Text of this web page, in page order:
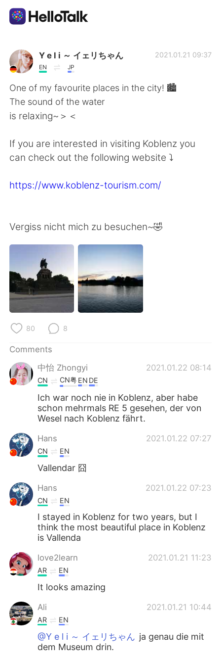
Language Exchange App
AI Grammar Checker
English
简体中文 繁體中文
日本語 한국어
ไทย
Indonesia Italiano
Türkçe Tiếng Việt
Português
Y e l i ～ イェリちゃん
EN JP
2021.01.21 09:37
One of my favourite places in the city! 🏙️
The sound of the water
is relaxing~＞＜
If you are interested in visiting Koblenz you
can check out the following website ⤵️
https://www.koblenz-tourism.com/
Vergiss nicht mich zu besuchen~🤣
80 8
Comments
中怡 Zhongyi
2021.01.22 08:14
CN CN粤EN DE
Ich war noch nie in Koblenz, aber habe
schon mehrmals RE 5 gesehen, der von
Wesel nach Koblenz fährt.
Hans 2021.01.22 07:27
CN EN
Vallendar 囧
Hans 2021.01.22 07:23
CN EN
I stayed in Koblenz for two years, but I
think the most beautiful place in Koblenz
is Vallenda
love2learn 2021.01.21 11:23
AR EN
It looks amazing
Ali 2021.01.21 10:44
AR EN
@Y e l i ～ イェリちゃん ja genau die mit
dem Museum drin.